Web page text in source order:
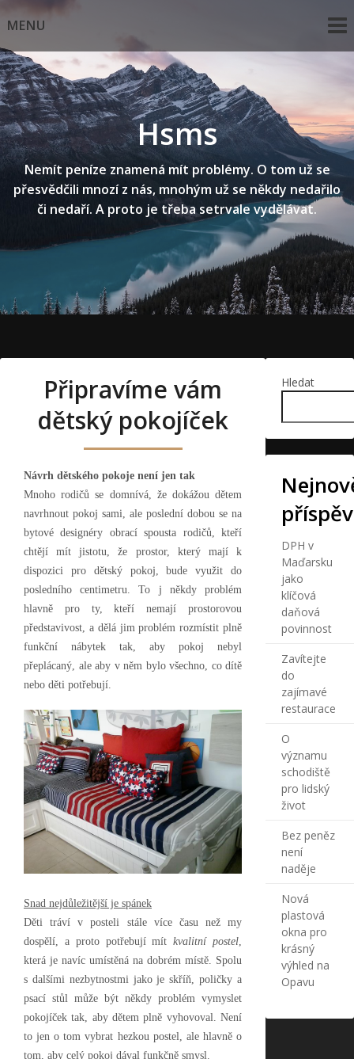
Skip
toMENU
Hsms
Nemít peníze znamená mít problémy. O tom už se
přesvědčili mnozí z nás, mnohým už se někdy nedařilo
či nedaří. A proto je třeba setrvale vydělávat.
Připravíme vám
dětský pokojíček
Návrh dětského pokoje není jen tak
Mnoho rodičů se domnívá, že dokážou dětem
navrhnout pokoj sami, ale poslední dobou se na
bytové designéry obrací spousta rodičů, kteří
chtějí mít jistotu, že prostor, který mají k
dispozici pro dětský pokoj, bude využit do
posledního centimetru. To j někdy problém
hlavně pro ty, kteří nemají prostorovou
představivost, a dělá jim problém rozmístit plně
funkční nábytek tak, aby pokoj nebyl
přeplácaný, ale aby v něm bylo všechno, co dítě
nebo děti potřebují.
Snad nejdůležitější je spánek
Děti tráví v posteli stále více času než my
dospělí, a proto potřebují mítkvalitní postel,
která je navíc umístěná na dobrém místě. Spolu
s dalšími nezbytnostmi jako je skříň, poličky a
psací stůl může být někdy problém vymyslet
pokojíček tak, aby dětem plně vyhovoval. Není
to jen o tom vybrat hezkou postel, ale hlavně o
tom, aby celý pokoj dával funkčně smysl.
Hledat
DPH v
Maďarsku
jako
klíčová
daňová
povinnost
Zavítejte
do
zajímavé
restaurace
O
významu
schodiště
pro lidský
život
Bez peněz
není
naděje
Nová
plastová
okna pro
krásný
výhled na
Opavu